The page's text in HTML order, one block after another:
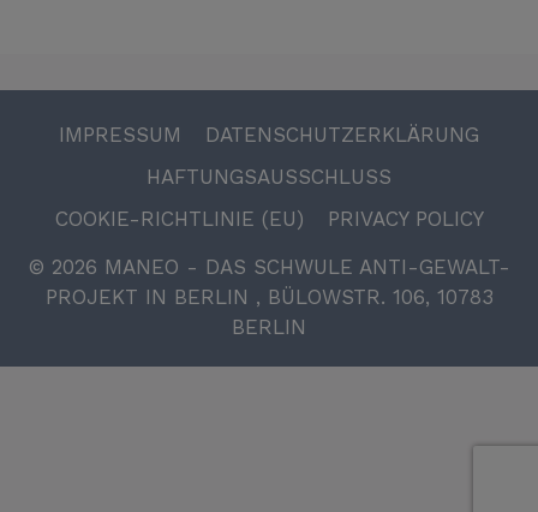
IMPRESSUM
DATENSCHUTZERKLÄRUNG
HAFTUNGSAUSSCHLUSS
COOKIE-RICHTLINIE (EU)
PRIVACY POLICY
© 2026 MANEO - DAS SCHWULE ANTI-GEWALT-
PROJEKT IN BERLIN , BÜLOWSTR. 106, 10783
BERLIN